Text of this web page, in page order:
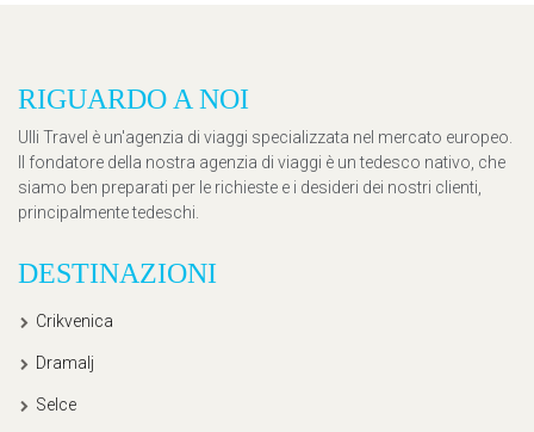
RIGUARDO A NOI
Ulli Travel è un'agenzia di viaggi specializzata nel mercato europeo.
Il fondatore della nostra agenzia di viaggi è un tedesco nativo, che
siamo ben preparati per le richieste e i desideri dei nostri clienti,
principalmente tedeschi.
DESTINAZIONI
Crikvenica
Dramalj
Selce